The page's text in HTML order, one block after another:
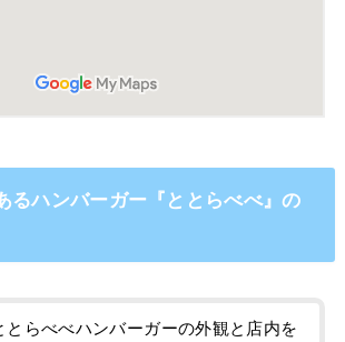
るハンバーガー『ととらべべ』の
とらべべハンバーガーの外観と店内を